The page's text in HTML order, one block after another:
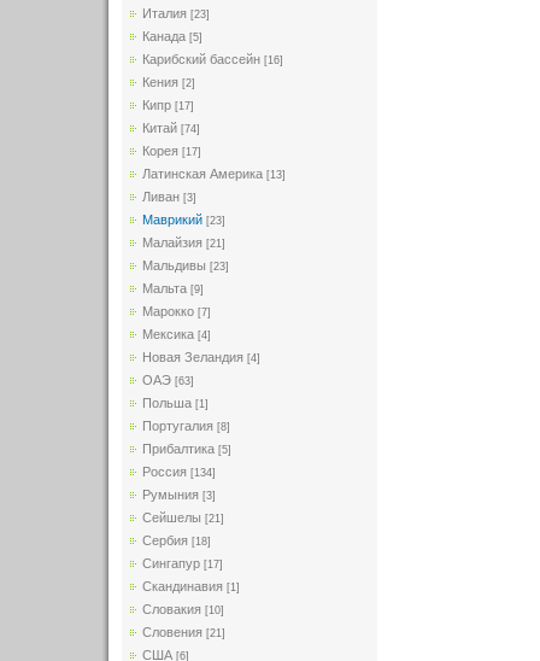
Италия [23]
Канада [5]
Карибский бассейн [16]
Кения [2]
Кипр [17]
Китай [74]
Корея [17]
Латинская Америка [13]
Ливан [3]
Маврикий [23]
Малайзия [21]
Мальдивы [23]
Мальта [9]
Марокко [7]
Мексика [4]
Новая Зеландия [4]
ОАЭ [63]
Польша [1]
Португалия [8]
Прибалтика [5]
Россия [134]
Румыния [3]
Сейшелы [21]
Сербия [18]
Сингапур [17]
Скандинавия [1]
Словакия [10]
Словения [21]
США [6]